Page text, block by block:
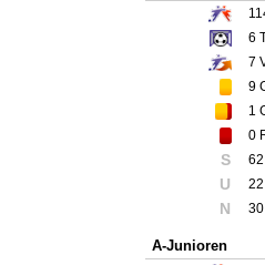
6
7
9
1
0
S
U
N
A-Junioren